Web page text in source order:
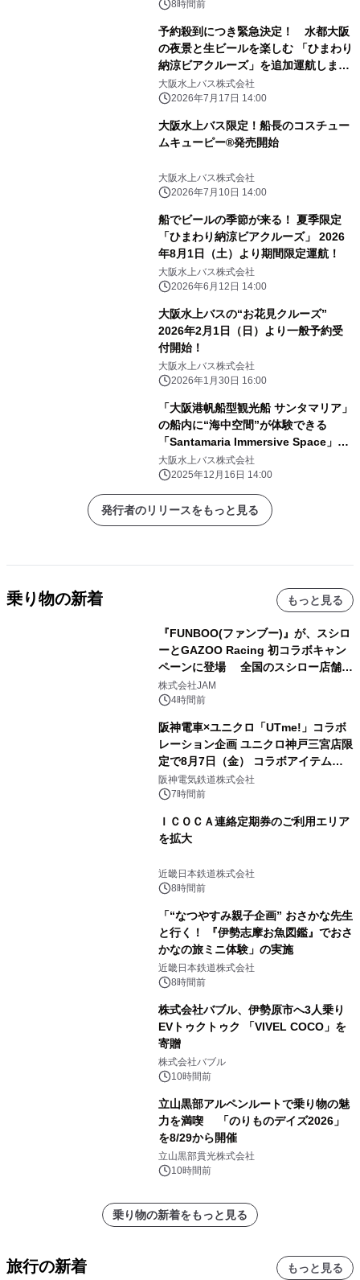
8時間前
予約殺到につき緊急決定！ 水都大阪
の夜景と生ビールを楽しむ 「ひまわり
納涼ビアクルーズ」を追加運航しま
す！
大阪水上バス株式会社
2026年7月17日 14:00
大阪水上バス限定！船長のコスチュー
ムキューピー®発売開始
大阪水上バス株式会社
2026年7月10日 14:00
船でビールの季節が来る！ 夏季限定
「ひまわり納涼ビアクルーズ」 2026
年8月1日（土）より期間限定運航！
大阪水上バス株式会社
2026年6月12日 14:00
大阪水上バスの“お花見クルーズ”
2026年2月1日（日）より一般予約受
付開始！
大阪水上バス株式会社
2026年1月30日 16:00
「大阪港帆船型観光船 サンタマリア」
の船内に“海中空間”が体験できる
「Santamaria Immersive Space」が
誕生！
大阪水上バス株式会社
2025年12月16日 14:00
発行者のリリースをもっと見る
乗り物の新着 もっと見る
『FUNBOO(ファンブー)』が、スシロ
ーとGAZOO Racing 初コラボキャン
ペーンに登場 全国のスシロー店舗で
GR 4車種の FUNBOO(ミニカー)付き
メニューが展開されます
株式会社JAM
4時間前
阪神電車×ユニクロ「UTme!」コラボ
レーション企画 ユニクロ神戸三宮店限
定で8月7日（金） コラボアイテムが
発売決定！
阪神電気鉄道株式会社
7時間前
ＩＣＯＣＡ連絡定期券のご利用エリア
を拡大
近畿日本鉄道株式会社
8時間前
「“なつやすみ親子企画” おさかな先生
と行く！ 『伊勢志摩お魚図鑑』でおさ
かなの旅ミニ体験」の実施
近畿日本鉄道株式会社
8時間前
株式会社バブル、伊勢原市へ3人乗り
EVトゥクトゥク 「VIVEL COCO」を
寄贈
株式会社バブル
10時間前
立山黒部アルペンルートで乗り物の魅
力を満喫 「のりものデイズ2026」
を8/29から開催
立山黒部貫光株式会社
10時間前
乗り物の新着をもっと見る
旅行の新着 もっと見る